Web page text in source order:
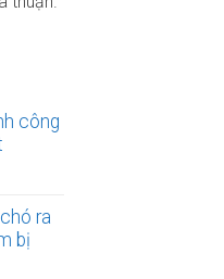
công
kiện
ra
bị